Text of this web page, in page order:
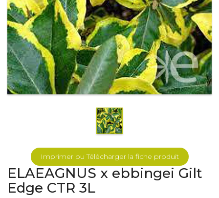
Imprimer ou Télécharger la fiche produit
ELAEAGNUS x ebbingei Gilt
Edge CTR 3L